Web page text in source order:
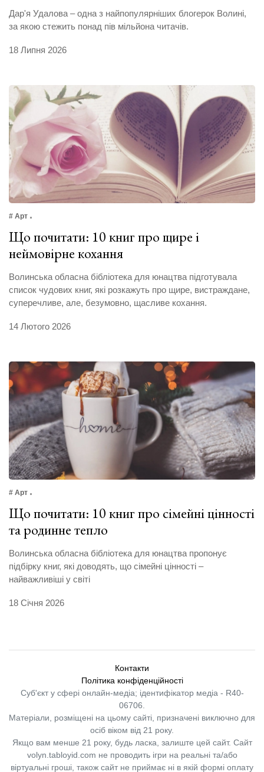
Дар'я Удалова – одна з найпопулярніших блогерок Волині,
за якою стежить понад пів мільйона читачів.
18 Липня 2026
# Арт
Що почитати: 10 книг про щире і
неймовірне кохання
Волинська обласна бібліотека для юнацтва підготувала
список чудових книг, які розкажуть про щире, вистраждане,
суперечливе, але, безумовно, щасливе кохання.
14 Лютого 2026
# Арт
Що почитати: 10 книг про сімейні цінності
та родинне тепло
Волинська обласна бібліотека для юнацтва пропонує
підбірку книг, які доводять, що сімейні цінності –
найважливіші у світі
18 Січня 2026
Контакти
Політика конфіденційності
Суб'єкт у сфері онлайн-медіа; ідентифікатор медіа - R40-
06706.
Матеріали, розміщені на цьому сайті, призначені виключно для
осіб віком від 21 року.
Якщо вам менше 21 року, будь ласка, залиште цей сайт. Сайт
volyn.tabloyid.com не проводить ігри на реальні та/або
віртуальні гроші, також сайт не приймає ні в якій формі оплату